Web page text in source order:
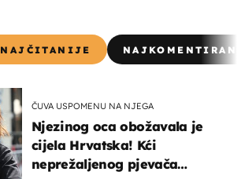
NAJČITANIJE
ČUVA USPOMENU NA NJEGA
Njezinog oca obožavala je
cijela Hrvatska! Kći
neprežaljenog pjevača